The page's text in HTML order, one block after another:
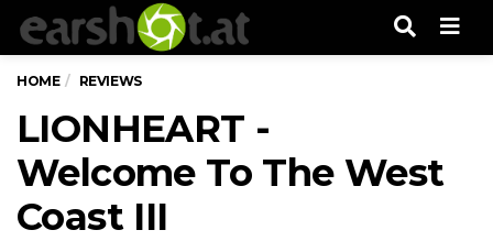
HOME REVIEWS
LIONHEART -
Welcome To The West
Coast III